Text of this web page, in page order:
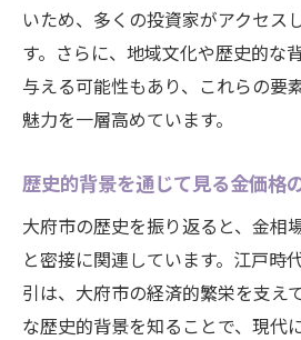
季節ごとの金取引のベ
市場予測を活用した売
過去データを基にした
地元専門家の意見を活用
金の購入を検討する際の
大府市での金相場の最新トレ
最近のトレンドから見
デジタル技術の進化と
いため、多くの投資家がアクセス
す。さらに、地域文化や歴史的な
与える可能性もあり、これらの要
魅力を一層高めています。
歴史的背景を通じて見る金価格
大府市の歴史を振り返ると、金相
と密接に関連しています。江戸時
引は、大府市の経済的繁栄を支え
な歴史的背景を知ることで、現代